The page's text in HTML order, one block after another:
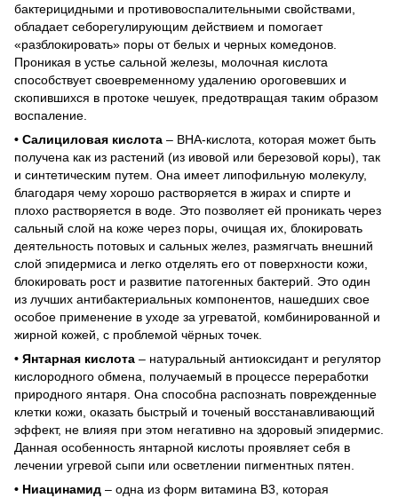
бактерицидными и противовоспалительными свойствами,
обладает себорегулирующим действием и помогает
«разблокировать» поры от белых и черных комедонов.
Проникая в устье сальной железы, молочная кислота
способствует своевременному удалению ороговевших и
скопившихся в протоке чешуек, предотвращая таким образом
воспаление.
• Салициловая кислота – BHA-кислота, которая может быть
получена как из растений (из ивовой или березовой коры), так
и синтетическим путем. Она имеет липофильную молекулу,
благодаря чему хорошо растворяется в жирах и спирте и
плохо растворяется в воде. Это позволяет ей проникать через
сальный слой на коже через поры, очищая их, блокировать
деятельность потовых и сальных желез, размягчать внешний
слой эпидермиса и легко отделять его от поверхности кожи,
блокировать рост и развитие патогенных бактерий. Это один
из лучших антибактериальных компонентов, нашедших свое
особое применение в уходе за угреватой, комбинированной и
жирной кожей, с проблемой чёрных точек.
• Янтарная кислота – натуральный антиоксидант и регулятор
кислородного обмена, получаемый в процессе переработки
природного янтаря. Она способна распознать поврежденные
клетки кожи, оказать быстрый и точеный восстанавливающий
эффект, не влияя при этом негативно на здоровый эпидермис.
Данная особенность янтарной кислоты проявляет себя в
лечении угревой сыпи или осветлении пигментных пятен.
• Ниацинамид – одна из форм витамина В3, которая